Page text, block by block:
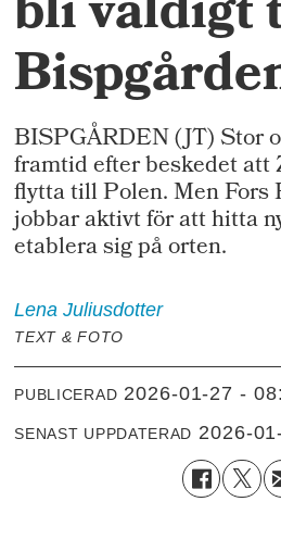
BISPGÅRDEN (JT) Stor
framtid efter beskedet att
flytta till Polen. Men Fors
jobbar aktivt för att hitta
etablera sig på orten.
Lena Juliusdotter
TEXT & FOTO
PUBLICERAD 2026-01-27 -
SENAST UPPDATERAD 2026-